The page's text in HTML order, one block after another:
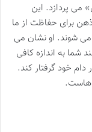
پردازد. این
برای حفاظت از ما
می شوند. او نشان می
شما به اندازه کافی
خود گرفتار کند.
هاست.